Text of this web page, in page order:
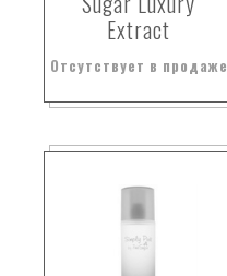
Extract
Отсутствует в продаже